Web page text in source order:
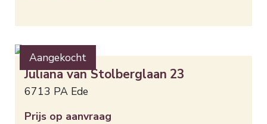
Aangekocht
Juliana van Stolberglaan 23
6713 PA Ede
Prijs op aanvraag